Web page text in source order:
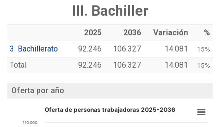
III. Bachiller
2025 2036 Variación
%
3. Bachillerato
92.246 106.327 14.081 15%
Total 92.246 106.327 14.081 15%
Oferta por año
Oferta de personas trabajadoras 2025-2036
110.000